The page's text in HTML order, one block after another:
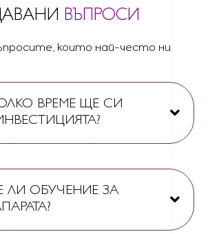
ВЪПРОСИ
които най-често ни
ВРЕМЕ ЩЕ СИ
ЛИ ОБУЧЕНИЕ ЗА